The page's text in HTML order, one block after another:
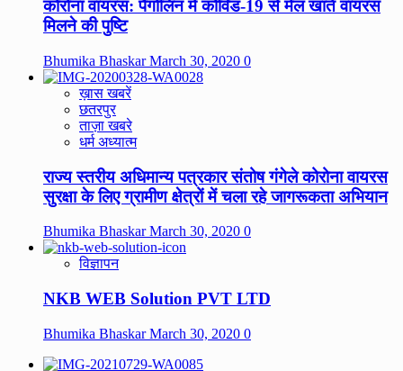
कोरोना वायरस: पैंगोलिन में कोविड-19 से मेल खाते वायरस
मिलने की पुष्टि
Bhumika BhaskarMarch 30, 2020 0
ख़ास खबरें
छतरपुर
ताज़ा खबरे
धर्म अध्यात्म
राज्य स्तरीय अधिमान्य पत्रकार संतोष गंगेले कोरोना वायरस
सुरक्षा के लिए ग्रामीण क्षेत्रों में चला रहे जागरूकता अभियान
Bhumika BhaskarMarch 30, 2020 0
विज्ञापन
NKB WEB Solution PVT LTD
Bhumika BhaskarMarch 30, 2020 0